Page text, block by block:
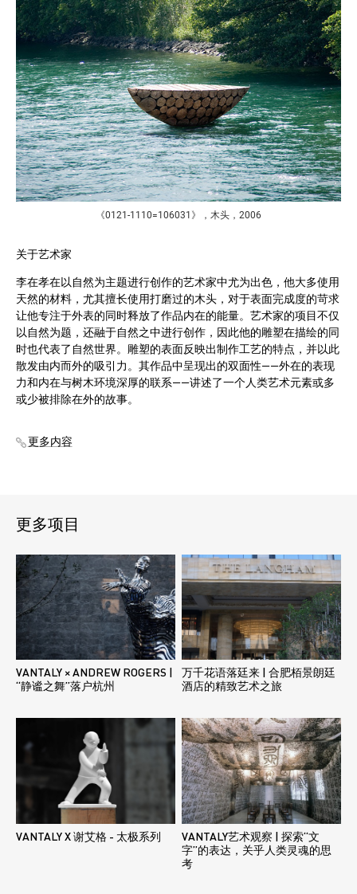
《0121-1110=106031》，木头，2006
关于艺术家
李在孝在以自然为主题进行创作的艺术家中尤为出色，他大多使用
天然的材料，尤其擅长使用打磨过的木头，对于表面完成度的苛求
让他专注于外表的同时释放了作品内在的能量。艺术家的项目不仅
以自然为题，还融于自然之中进行创作，因此他的雕塑在描绘的同
时也代表了自然世界。雕塑的表面反映出制作工艺的特点，并以此
散发由内而外的吸引力。其作品中呈现出的双面性——外在的表现
力和内在与树木环境深厚的联系——讲述了一个人类艺术元素或多
或少被排除在外的故事。
更多内容
更多项目
VANTALY × ANDREW ROGERS |
“静谧之舞”落户杭州
万千花语落廷来 | 合肥栢景朗廷
酒店的精致艺术之旅
VANTALY X 谢艾格 - 太极系列
VANTALY艺术观察 | 探索“文
字”的表达，关乎人类灵魂的思
考